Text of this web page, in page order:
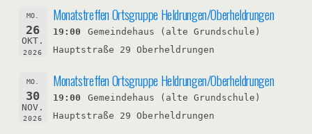
MO.
26
OKT.
2026
Monatstreffen Ortsgruppe Heldrungen/Oberheldrungen
19:00
Gemeindehaus (alte Grundschule)
Hauptstraße 29 Oberheldrungen
MO.
30
NOV.
2026
Monatstreffen Ortsgruppe Heldrungen/Oberheldrungen
19:00
Gemeindehaus (alte Grundschule)
Hauptstraße 29 Oberheldrungen